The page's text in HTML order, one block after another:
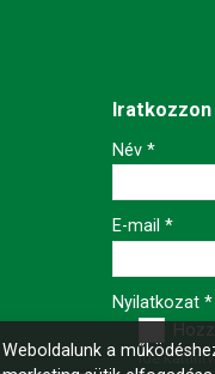
-
-
-
Név*
E-mail*
Nyilatkozat*
Ide
Weboldalunk a